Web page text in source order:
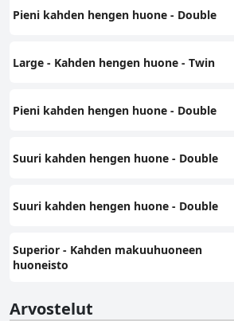
Pieni kahden hengen huone - Double
Large - Kahden hengen huone - Twin
Pieni kahden hengen huone - Double
Suuri kahden hengen huone - Double
Suuri kahden hengen huone - Double
Superior - Kahden makuuhuoneen
huoneisto
Arvostelut